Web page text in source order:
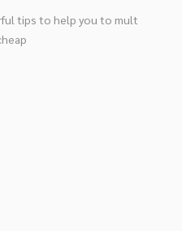
tips to help you to mult